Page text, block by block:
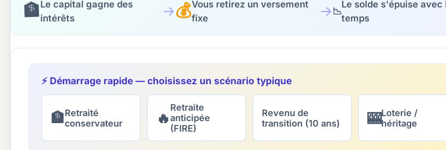
🏦Le capital gagne des
intérêts
→💰Vous retirez un versement
fixe
→📉
Le solde s'épuise avec
temps
⚡ Démarrage rapide — choisissez un scénario typique
🏦Retraité
conservateur
🔥
Retraite
anticipée
(FIRE)
Revenu de
transition (10 ans)
🎰Loterie /
héritage